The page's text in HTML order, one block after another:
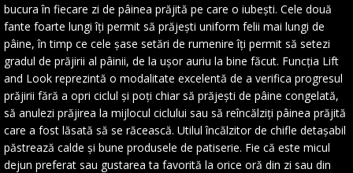
bucura în fiecare zi de pâinea prăjită pe care o iubești. Cele două
fante foarte lungi îți permit să prăjești uniform felii mai lungi de
pâine, în timp ce cele șase setări de rumenire îți permit să setezi
gradul de prăjirii al pâinii, de la ușor auriu la bine făcut. Funcția Lift
and Look reprezintă o modalitate excelentă de a verifica progresul
prăjirii fără a opri ciclul și poți chiar să prăjești de pâine congelată,
să anulezi prăjirea la mijlocul ciclului sau să reîncălziți pâinea prăjită
care a fost lăsată să se răcească. Utilul încălzitor de chifle detașabil
păstrează calde și bune produsele de patiserie. Fie că este micul
dejun preferat sau gustarea ta favorită la orice oră din zi sau din